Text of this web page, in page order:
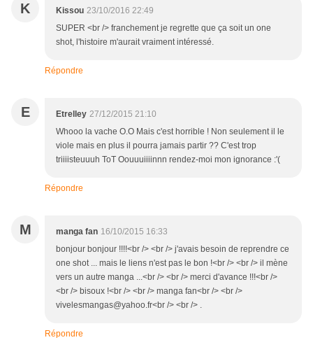
K Kissou 23/10/2016 22:49
SUPER <br /> franchement je regrette que ça soit un one
shot, l'histoire m'aurait vraiment intéressé.
Répondre
E Etrelley 27/12/2015 21:10
Whooo la vache O.O Mais c'est horrible ! Non seulement il le
viole mais en plus il pourra jamais partir ?? C'est trop
triiiisteuuuh ToT Oouuuiiiinnn rendez-moi mon ignorance :'(
Répondre
M manga fan 16/10/2015 16:33
bonjour bonjour !!!!<br /> <br /> j'avais besoin de reprendre ce
one shot ... mais le liens n'est pas le bon !<br /> <br /> il mène
vers un autre manga ...<br /> <br /> merci d'avance !!!<br />
<br /> bisoux !<br /> <br /> manga fan<br /> <br />
vivelesmangas@yahoo.fr<br /> <br /> .
Répondre